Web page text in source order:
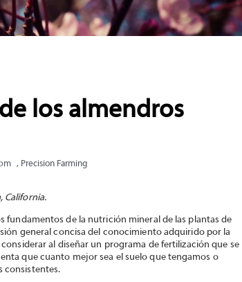
los almendros
, Precision Farming
California.
fundamentos de la nutrición mineral de las plantas de
general concisa del conocimiento adquirido por la
al diseñar un programa de fertilización que se
que cuanto mejor sea el suelo que tengamos o
consistentes.